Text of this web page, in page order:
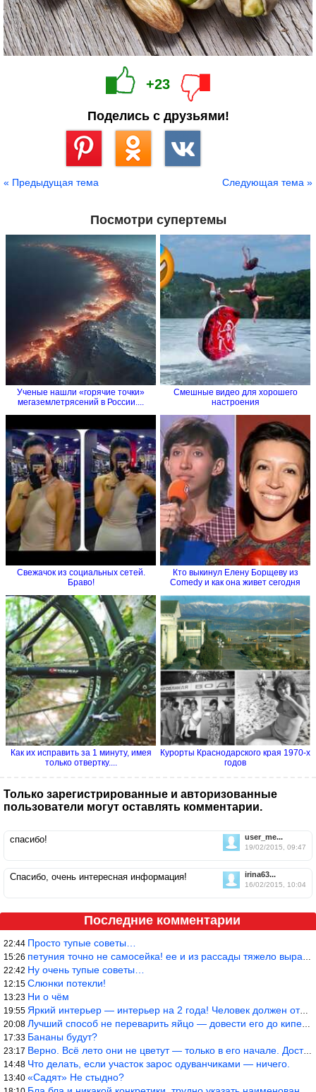
+23
Поделись с друзьями!
« Предыдущая тема Следующая тема »
Посмотри супертемы
Ученые нашли «горячие точки»
мегаземлетрясений в России....
Смешные видео для хорошего
настроения
Свежачок из социальных сетей.
Браво!
Кто выкинул Елену Борщеву из
Comedy и как она живет сегодня
Как их исправить за 1 минуту, имея
только отвертку....
Курорты Краснодарского края 1970-х
годов
Только зарегистрированные и авторизованные
пользователи могут оставлять комментарии.
user_me...
19/02/2015, 09:47
спасибо!
irina63...
16/02/2015, 10:04
Спасибо, очень интересная информация!
Последние комментарии
22:44 Просто тупые советы…
15:26 петуния точно не самосейка! ее и из рассады тяжело вырастить!
22:42 Ну очень тупые советы…
12:15 Слюнки потекли!
13:23 Ни о чём
19:55 Яркий интерьер — интерьер на 2 года! Человек должен отдыхать в с
20:08 Лучший способ не переварить яйцо — довести его до кипения и выкл
17:33 Бананы будут?
23:17 Верно. Всё лето они не цветут — только в его начале. Достаточно
14:48 Что делать, если участок зарос одуванчиками — ничего.
13:40 «Садят» Не стыдно?